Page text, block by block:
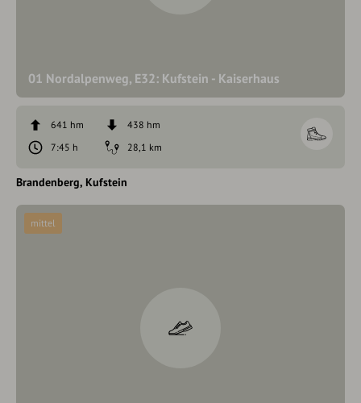
01 Nordalpenweg, E32: Kufstein - Kaiserhaus
641 hm
438 hm
7:45 h
28,1 km
Brandenberg Kufstein
mittel